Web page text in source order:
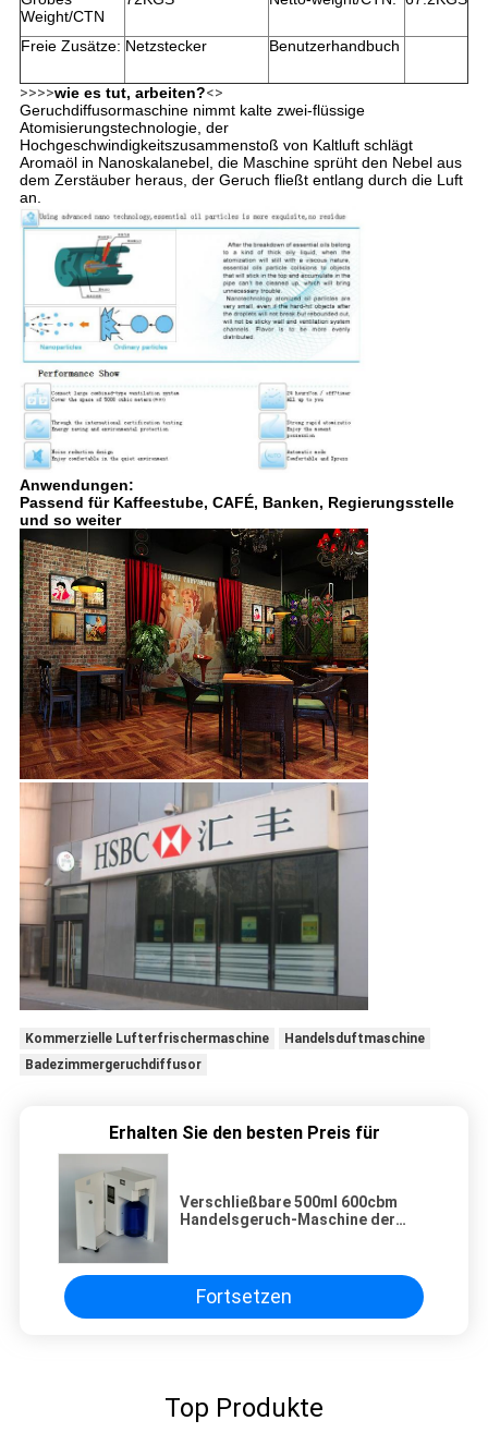
Weight/CTN
Freie Zusätze: Netzstecker Benutzerhandbuch
>>>>wie es tut, arbeiten?<>
Geruchdiffusormaschine nimmt kalte zwei-flüssige
Atomisierungstechnologie, der
Hochgeschwindigkeitszusammenstoß von Kaltluft schlägt
Aromaöl in Nanoskalanebel, die Maschine sprüht den Nebel aus
dem Zerstäuber heraus, der Geruch fließt entlang durch die Luft
an.
Anwendungen:
Passend für Kaffeestube, CAFÉ, Banken, Regierungsstelle
und so weiter
Kommerzielle Lufterfrischermaschine
Handelsduftmaschine
Badezimmergeruchdiffusor
Erhalten Sie den besten Preis für
Verschließbare 500ml 600cbm
Handelsgeruch-Maschine der
Fortsetzen
Top Produkte